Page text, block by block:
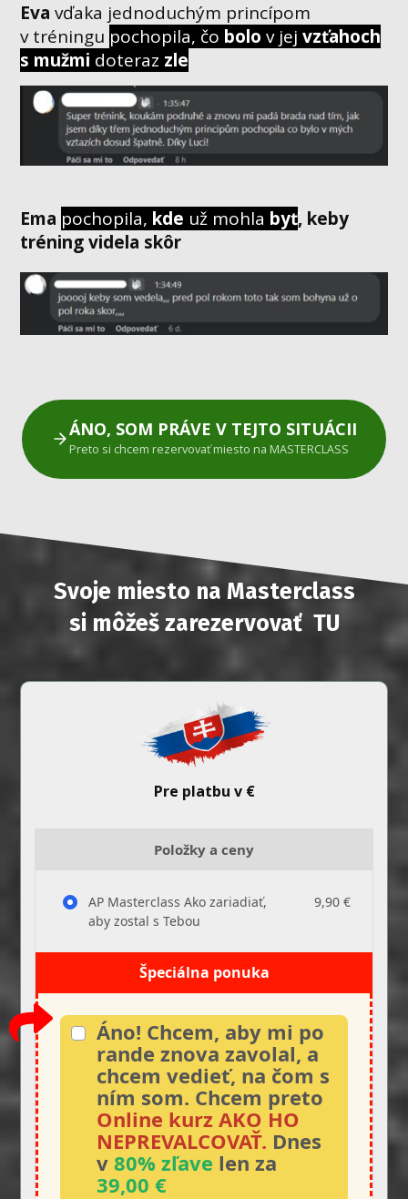
Evavďaka jednoduchým princípom
v tréningu pochopila, čo bolo v jejvzťahoch
s mužmi doteraz zle
Ema pochopila, kde už mohla byť, keby
tréning videla skôr
ÁNO, SOM PRÁVE V TEJTO SITUÁCII
Preto si chcem rezervovať miesto na MASTERCLASS
Svoje miesto na Masterclass
si môžeš zarezervovať TU
Pre platbu v €
Položky a ceny
AP Masterclass Ako zariadiať,
aby zostal s Tebou
9,90 €
Špeciálna ponuka
Áno! Chcem, aby mi po
rande znova zavolal, a
chcem vedieť, na čom s
ním som. Chcem preto
Online kurz AKO HO
NEPREVALCOVAŤ. Dnes
v 80% zľave len za
39,00€